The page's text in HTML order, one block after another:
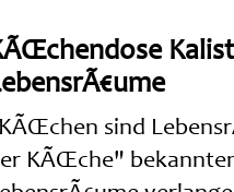
sind
KÃŒche"